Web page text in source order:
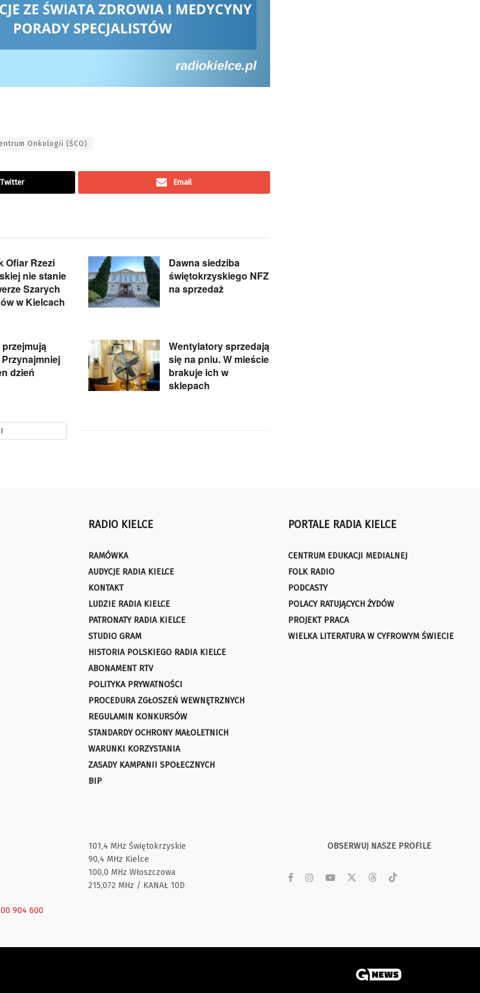
Onkologii (ŚCO)
Email
Ofiar Rzezi
nie stanie
Szarych
w Kielcach
Dawna siedziba
świętokrzyskiego NFZ
na sprzedaż
przejmują
dzień
Wentylatory sprzedają
się na pniu. W mieście
brakuje ich w
sklepach
RADIO KIELCE
RAMÓWKA
AUDYCJE RADIA KIELCE
KONTAKT
LUDZIE RADIA KIELCE
PATRONATY RADIA KIELCE
STUDIO GRAM
HISTORIA POLSKIEGO RADIA KIELCE
ABONAMENT RTV
POLITYKA PRYWATNOŚCI
PROCEDURA ZGŁOSZEŃ WEWNĘTRZNYCH
REGULAMIN KONKURSÓW
STANDARDY OCHRONY MAŁOLETNICH
WARUNKI KORZYSTANIA
ZASADY KAMPANII SPOŁECZNYCH
BIP
PORTALE RADIA KIELCE
CENTRUM EDUKACJI MEDIALNEJ
FOLK RADIO
PODCASTY
POLACY RATUJĄCYCH ŻYDÓW
PROJEKT PRACA
WIELKA LITERATURA W CYFROWYM ŚWIECIE
904 600
101,4 MHz Świętokrzyskie
90,4 MHz Kielce
100,0 MHz Włoszczowa
215,072 MHz / KANAŁ 10D
OBSERWUJ NASZE PROFILE